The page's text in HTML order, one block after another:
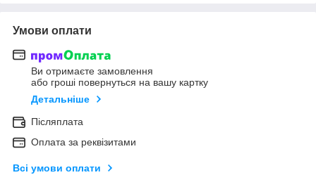
Умови оплати
Ви отримаєте замовлення
або гроші повернуться на вашу картку
Детальніше
Післяплата
Оплата за реквізитами
Всі умови оплати